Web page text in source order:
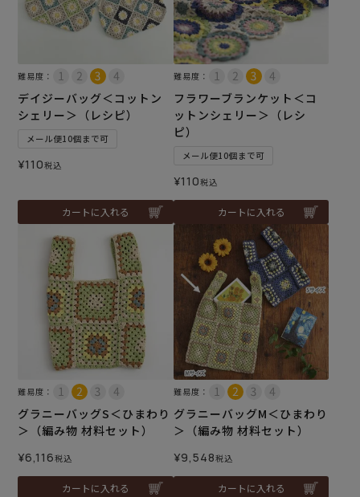
難易度：
デイジーバッグ＜コットン
シェリー＞（レシピ）
メール便10個まで可
¥110税込
カートに入れる
難易度：
フラワーブランケット＜コ
ットンシェリー＞（レシ
ピ）
メール便10個まで可
¥110税込
カートに入れる
難易度：
グラニーバッグS＜ひまわり
＞（編み物 材料セット）
¥6,116税込
カートに入れる
難易度：
グラニーバッグM＜ひまわり
＞（編み物 材料セット）
¥9,548税込
カートに入れる